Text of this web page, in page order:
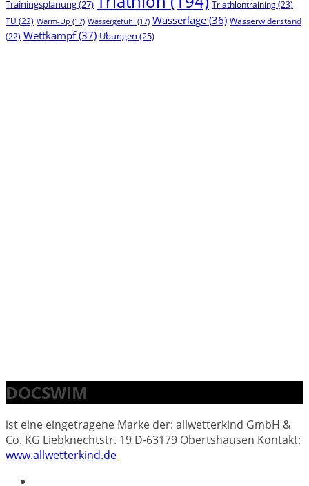
Trainingsplanung(27) Triathlontraining(23)
TÜ (22) Warm-Up (17) Wassergefühl (17) Wasserlage (36) Wasserwiderstand
(22) Wettkampf(37) Übungen (25)
DOCSWIM
ist eine eingetragene Marke der: allwetterkind GmbH &
Co. KG Liebknechtstr. 19 D-63179 Obertshausen Kontakt:
www.allwetterkind.de